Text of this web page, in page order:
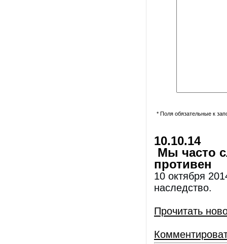
* Поля обязательные к
10.10.14
Мы часто
противен
10 октября
наследство.
Прочитать